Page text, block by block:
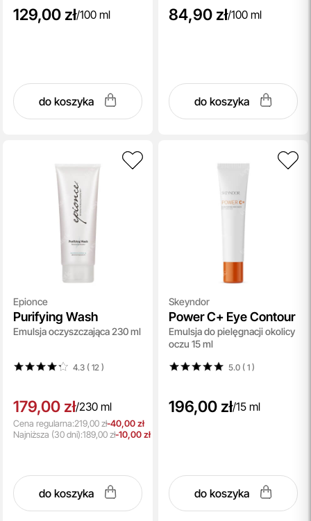
129,00 zł/100 ml
do koszyka
84,90 zł/100 ml
do koszyka
Epionce
Purifying Wash
Emulsja oczyszczająca 230 ml
4.3 ( 12 )
179,00 zł/230 ml
Cena regularna:219,00 zł-40,00 zł
Najniższa (30 dni):189,00 zł-10,00 zł
do koszyka
Skeyndor
Power C+ Eye Contour
Emulsja do pielęgnacji okolicy
oczu 15 ml
5.0 ( 1)
196,00 zł/15 ml
do koszyka